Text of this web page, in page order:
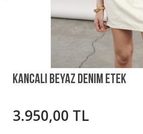
Kancalı Beyaz Denim Etek
3.950,00 TL